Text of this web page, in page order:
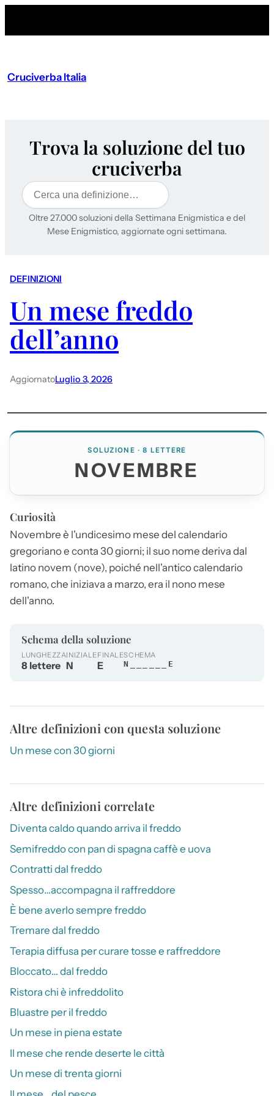
Cruciverba Italia
Trova la soluzione del tuo
cruciverba
Cerca
Oltre 27.000 soluzioni della Settimana Enigmistica e del
Mese Enigmistico, aggiornate ogni settimana.
DEFINIZIONI
Un mese freddo
dell’anno
AggiornatoLuglio 3, 2026
SOLUZIONE · 8 LETTERE
NOVEMBRE
Curiosità
Novembre è l'undicesimo mese del calendario
gregoriano e conta 30 giorni; il suo nome deriva dal
latino novem (nove), poiché nell'antico calendario
romano, che iniziava a marzo, era il nono mese
dell'anno.
Schema della soluzione
LUNGHEZZA
8 lettere
INIZIALE
N
FINALE
E
SCHEMA
N______E
Altre definizioni con questa soluzione
Un mese con 30 giorni
Altre definizioni correlate
Diventa caldo quando arriva il freddo
Semifreddo con pan di spagna caffè e uova
Contratti dal freddo
Spesso…accompagna il raffreddore
È bene averlo sempre freddo
Tremare dal freddo
Terapia diffusa per curare tosse e raffreddore
Bloccato… dal freddo
Ristora chi è infreddolito
Bluastre per il freddo
Un mese in piena estate
Il mese che rende deserte le città
Un mese di trenta giorni